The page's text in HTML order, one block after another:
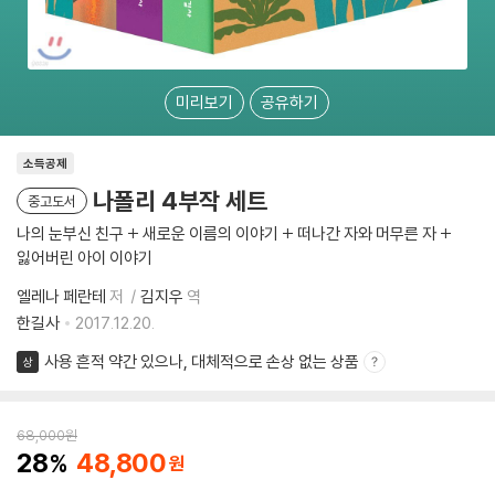
미리보기 공유하기
소득공제
중고도서 나폴리 4부작 세트
나의 눈부신 친구 + 새로운 이름의 이야기 + 떠나간 자와 머무른 자 +
잃어버린 아이 이야기
엘레나 페란테 저 김지우 역
한길사
2017.12.20.
상 사용 흔적 약간 있으나, 대체적으로 손상 없는 상품
68,000원
28 48,800